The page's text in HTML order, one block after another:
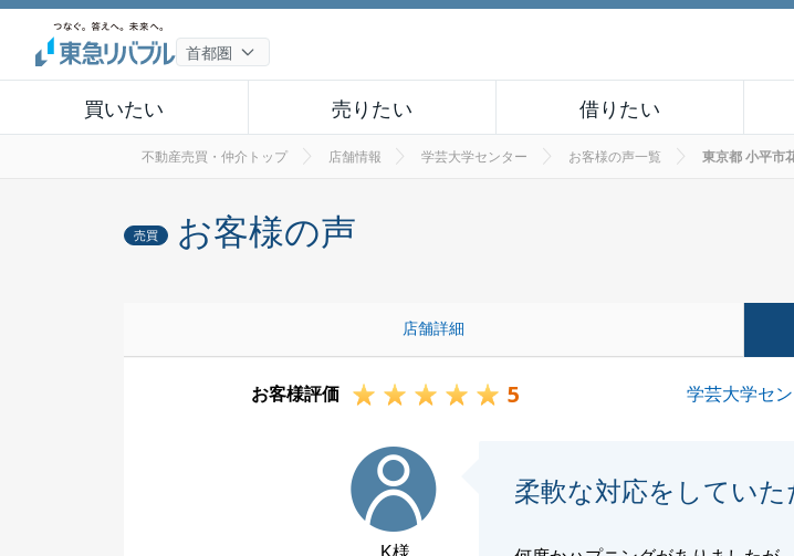
買いたい 売りたい 借りたい
不動産売買・仲介トップ 店舗情報 学芸大学センター お客様の声一覧 東京都 小平市
売買 お客様の声
店舗詳細
お客様評価 5 学芸大学セ
K様
柔軟な対応をしていた